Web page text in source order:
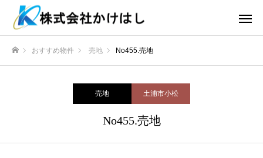
おすすめ物件 売地 No455.売地
売地 土浦市小松
No455.売地